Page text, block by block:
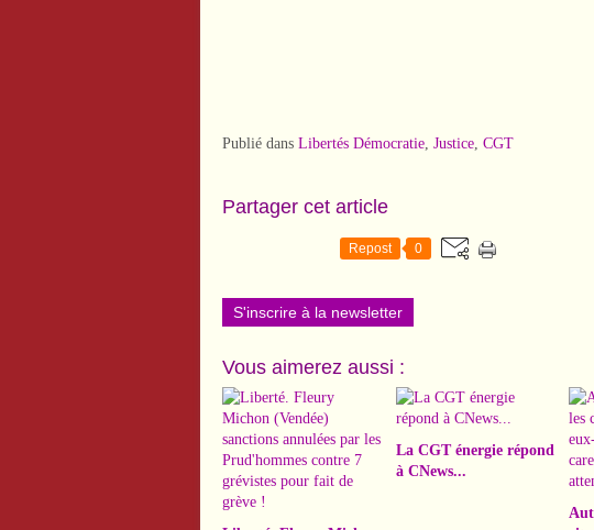
Publié dans Libertés Démocratie, Justice, CGT
Partager cet article
Repost 0
S'inscrire à la newsletter
Vous aimerez aussi :
La CGT énergie répond
à CNews...